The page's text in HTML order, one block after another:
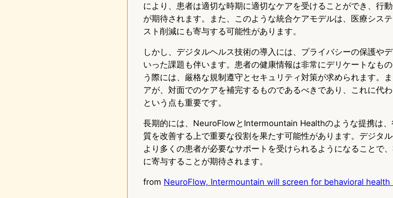
により、患者は適切な時期に適切なケアを受けることができ、行
が期待されます。また、このような統合ケアモデルは、医療シス
スト削減にも寄与する可能性があります。
しかし、デジタルヘルス技術の導入には、プライバシーの保護や
いった課題も伴います。患者の健康情報は非常にデリケートなも
う際には、厳格な規制遵守とセキュリティ対策が求められます。
アが、対面でのケアを補完するものであるべきであり、これに代
という点も重要です。
長期的には、NeuroFlowとIntermountain Healthのような提携は、
質を改善する上で重要な役割を果たす可能性があります。デジタル
より多くの患者が必要なサポートを受けられるようになることで
に寄与することが期待されます。
from NeuroFlow, Intermountain will screen for behavioral health